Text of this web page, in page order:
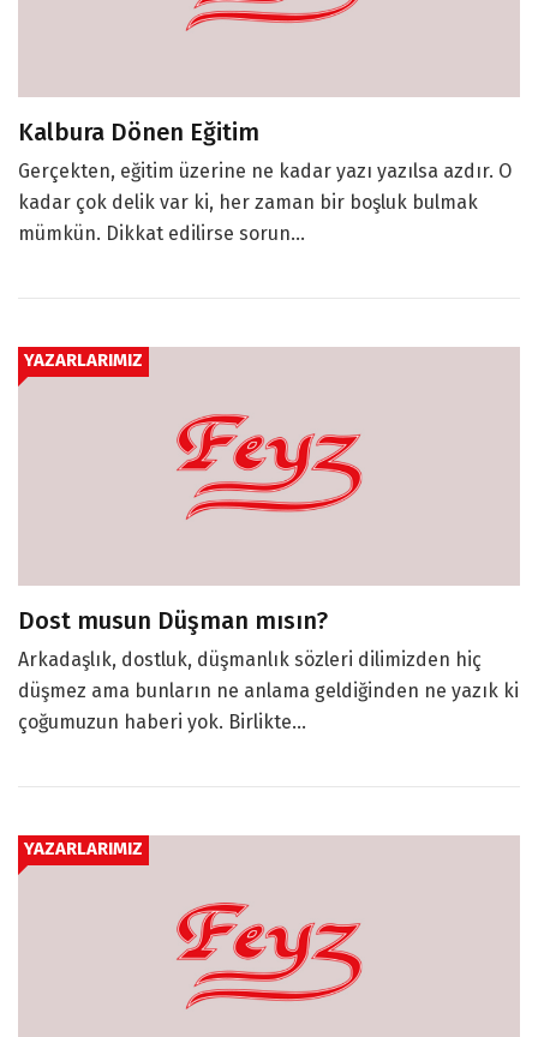
Kalbura Dönen Eğitim
Gerçekten, eğitim üzerine ne kadar yazı yazılsa azdır. O
kadar çok delik var ki, her zaman bir boşluk bulmak
mümkün. Dikkat edilirse sorun...
YAZARLARIMIZ
Dost musun Düşman mısın?
Arkadaşlık, dostluk, düşmanlık sözleri dilimizden hiç
düşmez ama bunların ne anlama geldiğinden ne yazık ki
çoğumuzun haberi yok. Birlikte...
YAZARLARIMIZ